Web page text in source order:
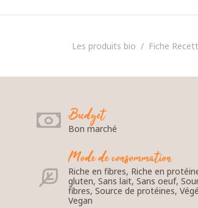
Les produits bio Fiche
Budget
Bon marché
Mode de consommation
Riche en fibres, Riche en
gluten, Sans lait, Sans oeuf,
fibres, Source de protéines,
Vegan